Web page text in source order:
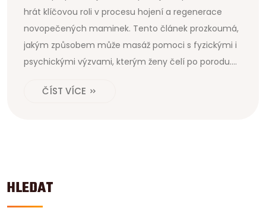
HLEDAT
hrát klíčovou roli v procesu hojení a regenerace
novopečených maminek. Tento článek prozkoumá,
jakým způsobem může masáž pomoci s fyzickými i
psychickými výzvami, kterým ženy čelí po porodu.
blahobytu, objevíme, jak účinná může být masáž a
ČÍST VÍCE